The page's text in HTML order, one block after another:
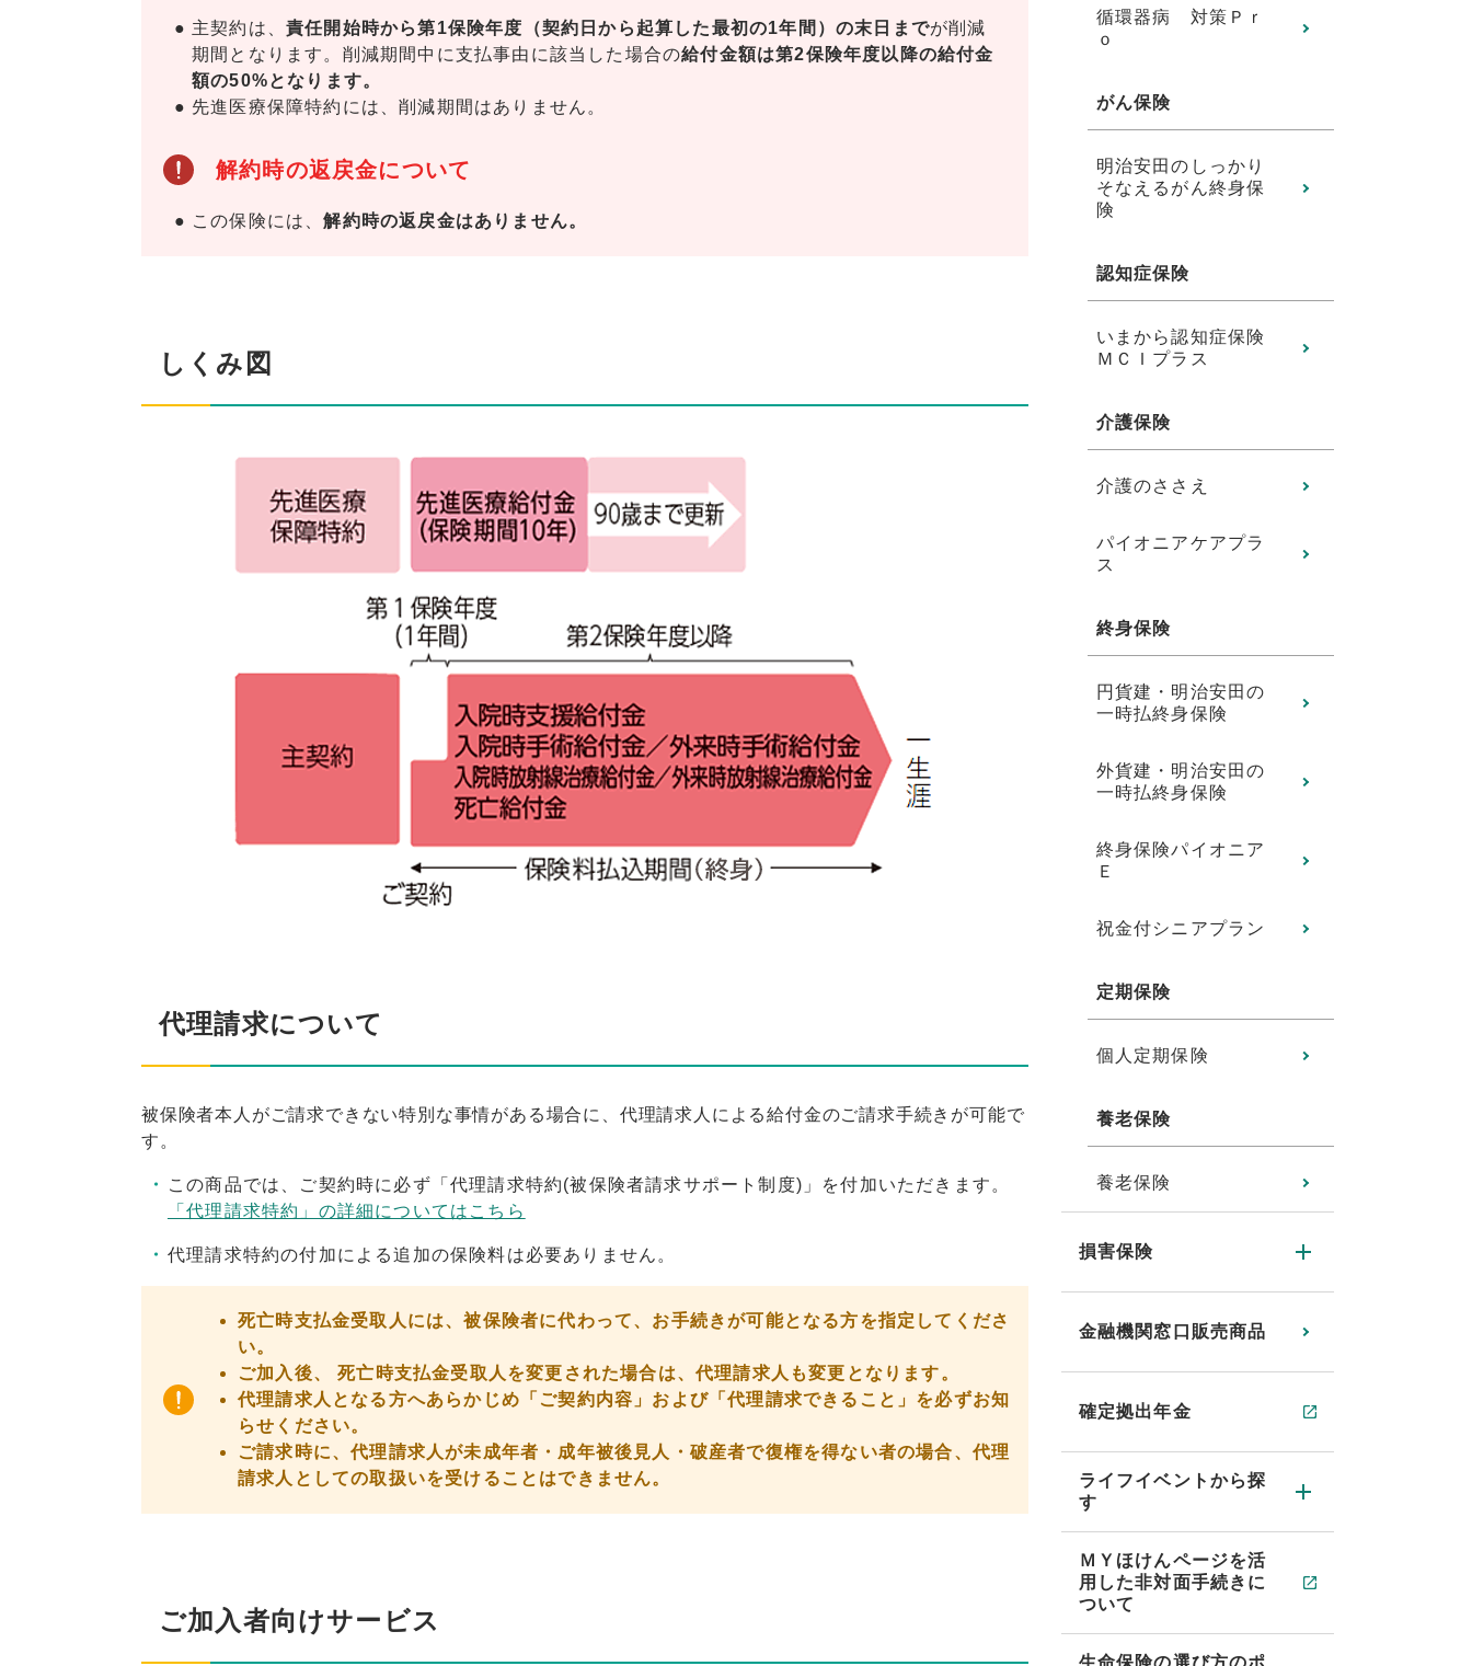
主契約は、 責任開始時から第1保険年度（契約日から起算した最初の1年間）の末日までが削減
期間となります。削減期間中に支払事由に該当した場合の給付金額は第2保険年度以降の給付金
額の50%となります。
先進医療保障特約には、削減期間はありません。
解約時の返戻金について
この保険には、解約時の返戻金はありません。
しくみ図
代理請求について
被保険者本人がご請求できない特別な事情がある場合に、代理請求人による給付金のご請求手続きが可能で
す。
この商品では、ご契約時に必ず「代理請求特約(被保険者請求サポート制度)」を付加いただきます。
「代理請求特約」の詳細についてはこちら
代理請求特約の付加による追加の保険料は必要ありません。
死亡時支払金受取人には、被保険者に代わって、お手続きが可能となる方を指定してくださ
い。
ご加入後、 死亡時支払金受取人を変更された場合は、代理請求人も変更となります。
代理請求人となる方へあらかじめ「ご契約内容」および「代理請求できること」を必ずお知
らせください。
ご請求時に、代理請求人が未成年者・成年被後見人・破産者で復権を得ない者の場合、代理
請求人としての取扱いを受けることはできません。
ご加入者向けサービス
循環器病 対策Ｐｒ
ｏ
がん保険
明治安田のしっかり
そなえるがん終身保
険
認知症保険
いまから認知症保険
ＭＣＩプラス
介護保険
介護のささえ
パイオニアケアプラ
ス
終身保険
円貨建・明治安田の
一時払終身保険
外貨建・明治安田の
一時払終身保険
終身保険パイオニア
Ｅ
祝金付シニアプラン
定期保険
個人定期保険
養老保険
養老保険
損害保険
金融機関窓口販売商品
確定拠出年金
ライフイベントから探
す
ＭＹほけんページを活
用した非対面手続きに
ついて
生命保険の選び方のポ